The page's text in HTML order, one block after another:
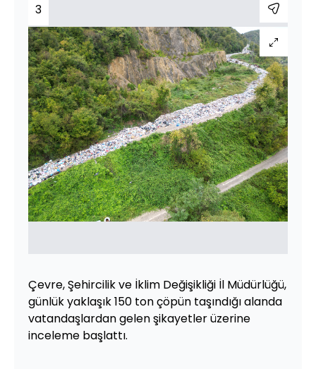
3
Çevre, Şehircilik ve İklim Değişikliği İl Müdürlüğü,
günlük yaklaşık 150 ton çöpün taşındığı alanda
vatandaşlardan gelen şikayetler üzerine
inceleme başlattı.